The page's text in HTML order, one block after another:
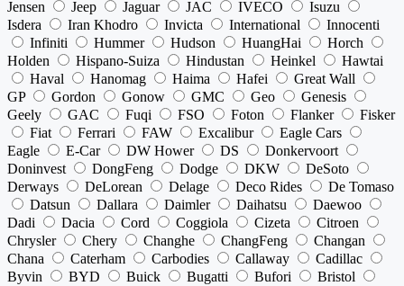
Jensen
Jeep Jaguar JAC IVECO
Isuzu
Isdera
Iran Khodro Invicta International
Innocenti
Infiniti
Hummer Hudson HuangHai
Horch
Holden
Hispano-Suiza Hindustan Heinkel
Hawtai
Haval
Hanomag Haima Hafei
Great Wall
GP
Gordon Gonow GMC Geo
Genesis
Geely
GAC Fuqi FSO Foton Flanker
Fisker
Fiat
Ferrari FAW Excalibur
Eagle Cars
Eagle
E-Car DW Hower DS
Donkervoort
Doninvest
DongFeng Dodge DKW
DeSoto
Derways
DeLorean Delage Deco Rides
De Tomaso
Datsun
Dallara Daimler Daihatsu
Daewoo
Dadi
Dacia Cord Coggiola Cizeta
Citroen
Chrysler
Chery Changhe ChangFeng
Changan
Chana
Caterham Carbodies Callaway
Cadillac
Byvin
BYD Buick Bugatti Bufori
Bristol